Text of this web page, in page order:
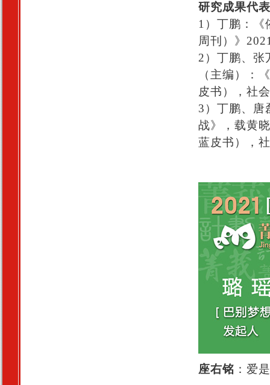
研究成果代
1）丁鹏：《
周刊）》
2）丁鹏、张
（主编）：
皮书），社
3）丁鹏、唐
战》，载黄
蓝皮书），
座右铭 ：爱